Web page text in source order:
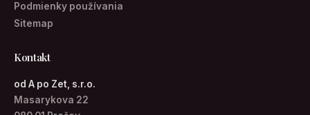
Podmienky používania
Sitemap
Kontakt
od A po Zet, s.r.o.
Masarykova 22